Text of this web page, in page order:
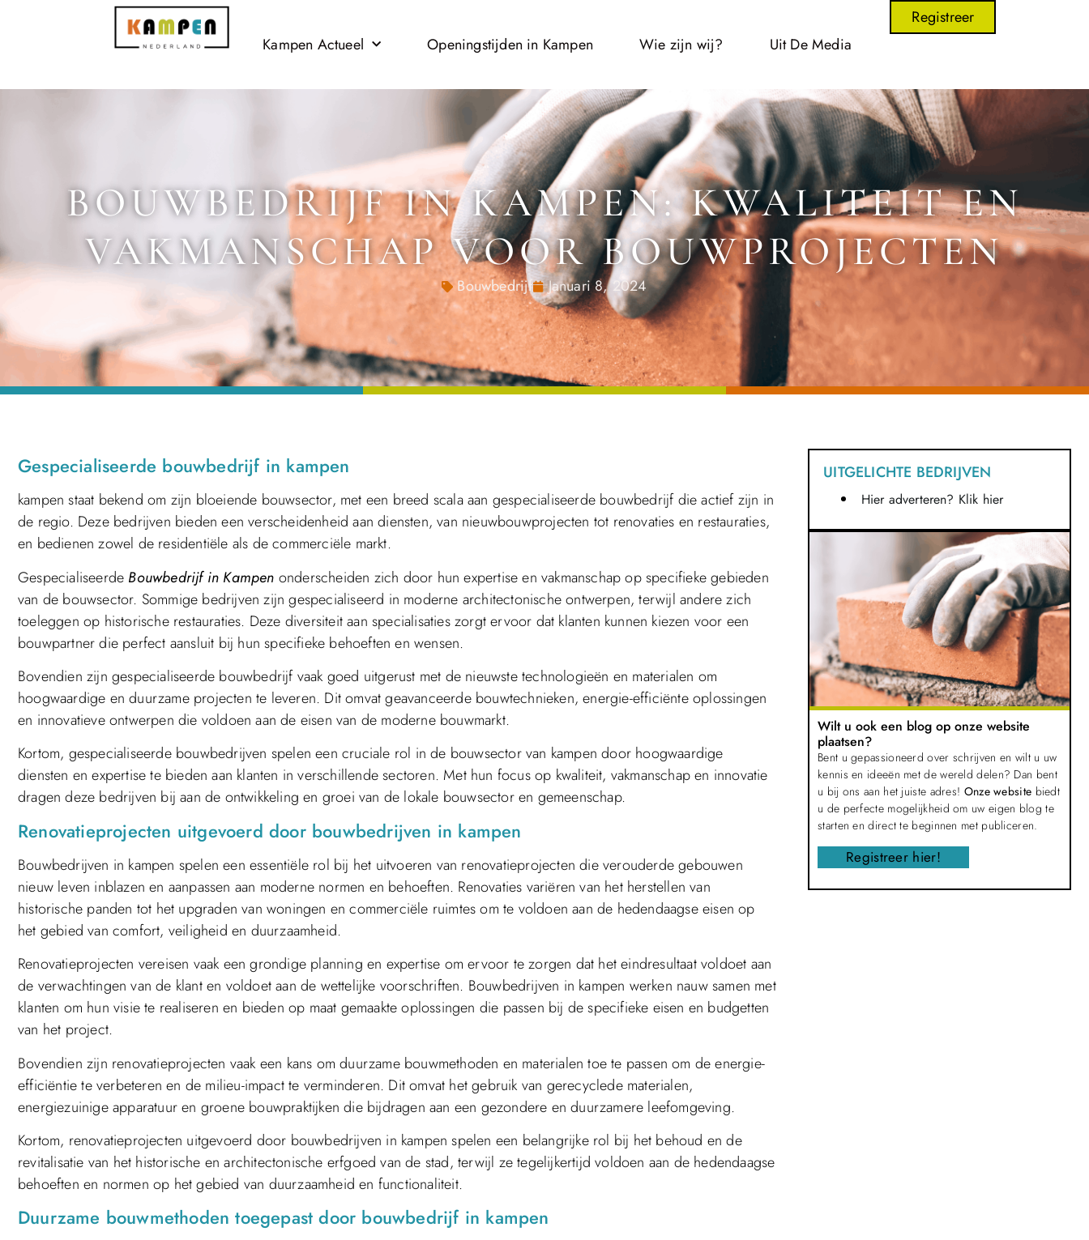
Kampen Actueel Openingstijden in Kampen Wie zijn wij? Uit De Media
Registreer
BOUWBEDRIJF IN KAMPEN: KWALITEIT EN
VAKMANSCHAP VOOR BOUWPROJECTEN
Bouwbedrijf Januari 8, 2024
Gespecialiseerde bouwbedrijf in kampen
kampen staat bekend om zijn bloeiende bouwsector, met een breed scala aan gespecialiseerde bouwbedrijf die actief zijn in
de regio. Deze bedrijven bieden een verscheidenheid aan diensten, van nieuwbouwprojecten tot renovaties en restauraties,
en bedienen zowel de residentiële als de commerciële markt.
Gespecialiseerde Bouwbedrijf in Kampen onderscheiden zich door hun expertise en vakmanschap op specifieke gebieden
van de bouwsector. Sommige bedrijven zijn gespecialiseerd in moderne architectonische ontwerpen, terwijl andere zich
toeleggen op historische restauraties. Deze diversiteit aan specialisaties zorgt ervoor dat klanten kunnen kiezen voor een
bouwpartner die perfect aansluit bij hun specifieke behoeften en wensen.
Bovendien zijn gespecialiseerde bouwbedrijf vaak goed uitgerust met de nieuwste technologieën en materialen om
hoogwaardige en duurzame projecten te leveren. Dit omvat geavanceerde bouwtechnieken, energie-efficiënte oplossingen
en innovatieve ontwerpen die voldoen aan de eisen van de moderne bouwmarkt.
Kortom, gespecialiseerde bouwbedrijven spelen een cruciale rol in de bouwsector van kampen door hoogwaardige
diensten en expertise te bieden aan klanten in verschillende sectoren. Met hun focus op kwaliteit, vakmanschap en innovatie
dragen deze bedrijven bij aan de ontwikkeling en groei van de lokale bouwsector en gemeenschap.
Renovatieprojecten uitgevoerd door bouwbedrijven in kampen
Bouwbedrijven in kampen spelen een essentiële rol bij het uitvoeren van renovatieprojecten die verouderde gebouwen
nieuw leven inblazen en aanpassen aan moderne normen en behoeften. Renovaties variëren van het herstellen van
historische panden tot het upgraden van woningen en commerciële ruimtes om te voldoen aan de hedendaagse eisen op
het gebied van comfort, veiligheid en duurzaamheid.
Renovatieprojecten vereisen vaak een grondige planning en expertise om ervoor te zorgen dat het eindresultaat voldoet aan
de verwachtingen van de klant en voldoet aan de wettelijke voorschriften. Bouwbedrijven in kampen werken nauw samen met
klanten om hun visie te realiseren en bieden op maat gemaakte oplossingen die passen bij de specifieke eisen en budgetten
van het project.
Bovendien zijn renovatieprojecten vaak een kans om duurzame bouwmethoden en materialen toe te passen om de energie-
efficiëntie te verbeteren en de milieu-impact te verminderen. Dit omvat het gebruik van gerecyclede materialen,
energiezuinige apparatuur en groene bouwpraktijken die bijdragen aan een gezondere en duurzamere leefomgeving.
Kortom, renovatieprojecten uitgevoerd door bouwbedrijven in kampen spelen een belangrijke rol bij het behoud en de
revitalisatie van het historische en architectonische erfgoed van de stad, terwijl ze tegelijkertijd voldoen aan de hedendaagse
behoeften en normen op het gebied van duurzaamheid en functionaliteit.
Duurzame bouwmethoden toegepast door bouwbedrijf in kampen
UITGELICHTE BEDRIJVEN
Hier adverteren? Klik hier
Wilt u ook een blog op onze website
plaatsen?
Bent u gepassioneerd over schrijven en wilt u uw
kennis en ideeën met de wereld delen? Dan bent
u bij ons aan het juiste adres! Onze website biedt
u de perfecte mogelijkheid om uw eigen blog te
starten en direct te beginnen met publiceren.
Registreer hier!